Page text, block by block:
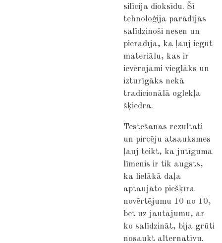
silīcija dioksīdu. Šī
tehnoloģija parādījās
salīdzinoši nesen un
pierādīja, ka ļauj iegūt
materiālu, kas ir
ievērojami vieglāks un
izturīgāks nekā
tradicionālā oglekļa
šķiedra.
Testēšanas rezultāti
un pircēju atsauksmes
ļauj teikt, ka jutīguma
līmenis ir tik augsts,
ka lielākā daļa
aptaujāto piešķīra
novērtējumu 10 no 10,
bet uz jautājumu, ar
ko salīdzināt, bija grūti
nosaukt alternatīvu.